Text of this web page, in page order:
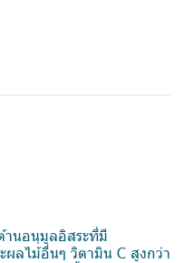
านอนุมูลอิสระที่มี
ลไม้อื่นๆ วิตามิน C สูงกว่า